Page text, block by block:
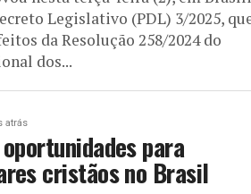
Legislativo (PDL) 3/2025,
da Resolução 258/2024 do
dos...
atrás
para
cristãos no Brasil